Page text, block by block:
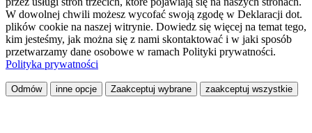
W dowolnej chwili możesz wycofać swoją zgodę w Deklaracji dot.
plików cookie na naszej witrynie. Dowiedz się więcej na temat tego,
kim jesteśmy, jak można się z nami skontaktować i w jaki sposób
przetwarzamy dane osobowe w ramach Polityki prywatności.
Polityka prywatności
Odmów inne opcje Zaakceptuj wybrane zaakceptuj wszystkie